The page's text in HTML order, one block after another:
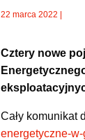
22 marca 2022 |
Cztery nowe
Cały komunikat
energetyczne-